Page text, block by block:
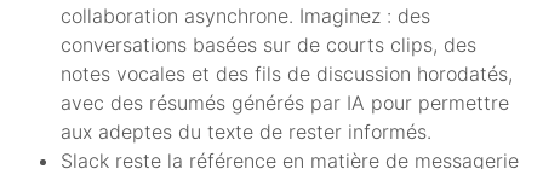
collaboration asynchrone. Imaginez : des
conversations basées sur de courts clips, des
notes vocales et des fils de discussion horodatés,
avec des résumés générés par IA pour permettre
aux adeptes du texte de rester informés.
Slack reste la référence en matière de messagerie